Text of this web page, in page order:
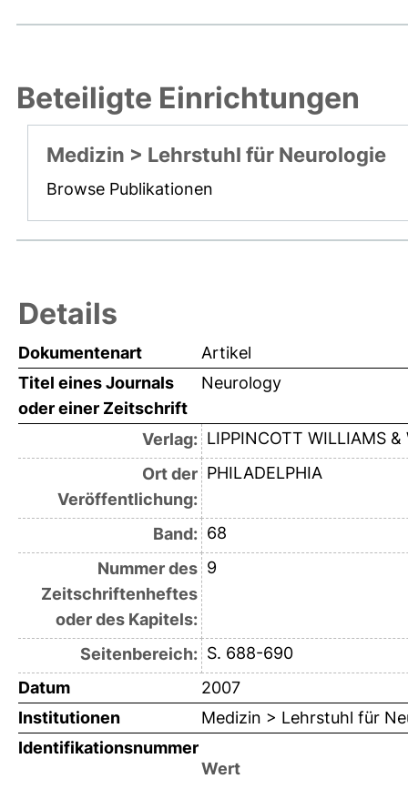
Beteiligte Einrichtungen
Medizin > Lehrstuhl für Neurologie
Browse Publikationen
Details
Dokumentenart
Artikel
Titel eines Journals
oder einer Zeitschrift
Neurology
Verlag: LIPPINCOTT WILLIAMS &
Ort der
Veröffentlichung:
PHILADELPHIA
Band: 68
Nummer des
Zeitschriftenheftes
oder des Kapitels:
9
Seitenbereich: S. 688-690
Datum
2007
Institutionen
Medizin > Lehrstuhl für
Identifikationsnummer
Wert